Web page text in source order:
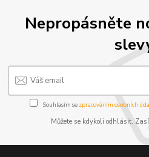
Nepropásněte
Souhlasím se zpracováním osobních
Můžete se kdykoli odhlásit.